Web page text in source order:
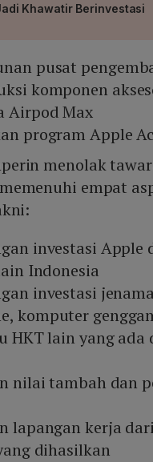
Khawatir Berinvestasi
pusat
komponen
Airpod Max
program Apple
menolak
empat
investasi Apple
Indonesia
investasi jenama
komputer
HKT lain yang ada
nilai tambah dan
lapangan kerja
dihasilkan